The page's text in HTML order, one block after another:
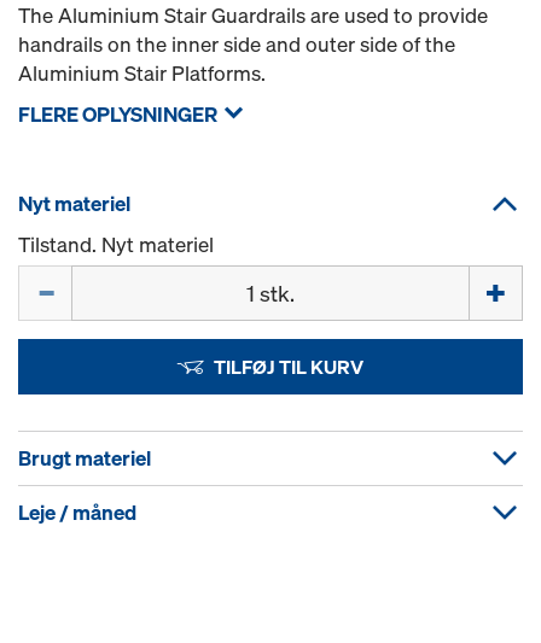
The Aluminium Stair Guardrails are used to provide
handrails on the inner side and outer side of the
Aluminium Stair Platforms.
FLERE OPLYSNINGER
Nyt materiel
Tilstand. Nyt materiel
TILFØJ TIL KURV
Brugt materiel
Leje / måned